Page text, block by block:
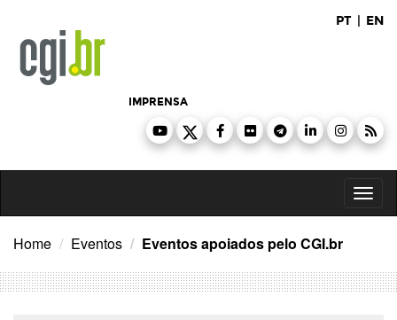
conteúdo
PT | EN
IMPRENSA
Home Eventos Eventos apoiados pelo CGI.br